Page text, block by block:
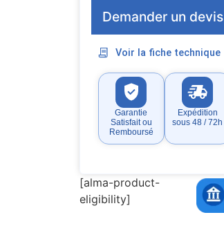
Demander un devis
Voir la fiche technique
Garantie
Satisfait ou
Remboursé
Expédition
sous 48 / 72h
[alma-product-
eligibility]